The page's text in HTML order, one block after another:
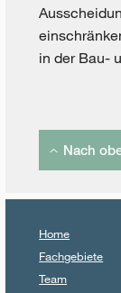
in der Bau-
Nach
Home
Fachgebiete
Team